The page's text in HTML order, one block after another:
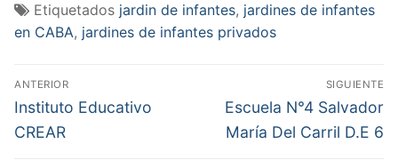
Etiquetados jardin de infantes, jardines de infantes
en CABA, jardines de infantes privados
Navegación
de
entradas
ANTERIOR
Entrada
anterior:
Instituto Educativo
CREAR
SIGUIENTE
Entrada
siguiente:
Escuela N°4 Salvador
María Del Carril D.E 6